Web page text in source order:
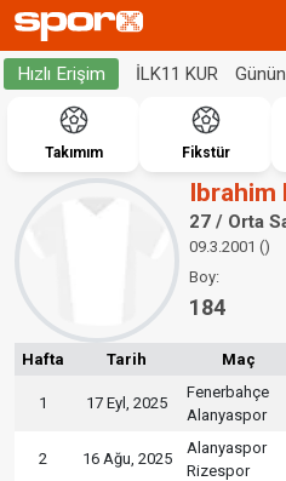
Hızlı Erişim İLK11 KUR
Takımım Fikstür
Ibrahim
27 / Orta
09.3.2001 ()
Boy:
184
Hafta Tarih Maç
1 17 Eyl, 2025
Fenerbahçe
Alanyaspor
2 16 Ağu, 2025
Alanyaspor
Rizespor